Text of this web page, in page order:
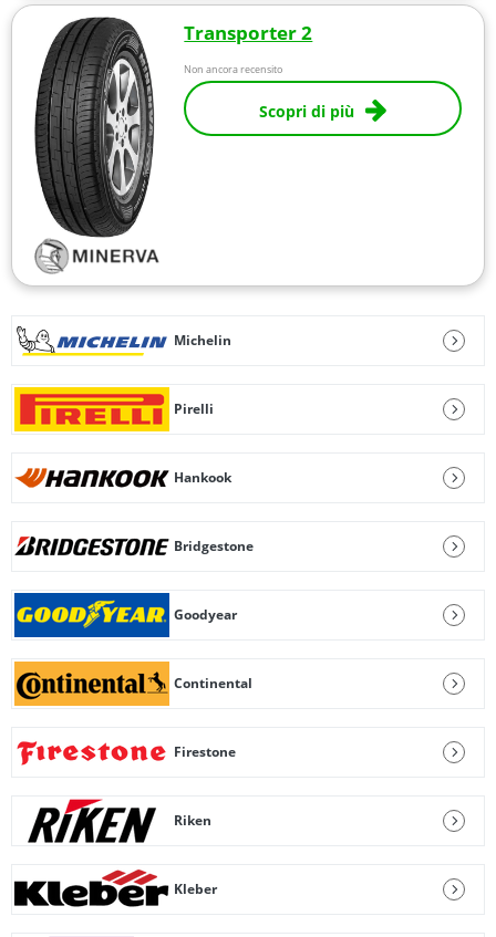
Transporter 2
Non ancora recensito
Scopri di più
Michelin
Pirelli
Hankook
Bridgestone
Goodyear
Continental
Firestone
Riken
Kleber